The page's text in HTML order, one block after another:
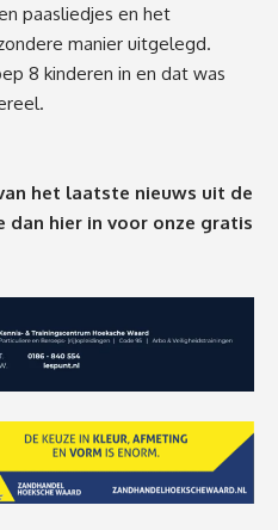
paasliedjes en het
manier uitgelegd.
8 kinderen in en dat was
het laatste nieuws uit de
dan hier in voor onze gratis